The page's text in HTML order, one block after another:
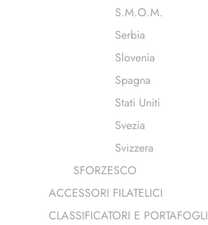
S.M.O.M.
Serbia
Slovenia
Spagna
Stati Uniti
Svezia
Svizzera
SFORZESCO
ACCESSORI FILATELICI
CLASSIFICATORI E PORTAFOGLI